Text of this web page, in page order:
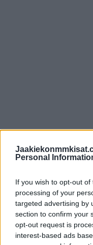
Personal
If you wish to opt-out
processing of your
targeted advertising by
section to confirm your
opt-out request is
interest-based ads
Kiekko-Espoo
Mestiksen
https://twitter.com/
Jos twiitti ei näy
Lue myös:Leijonille